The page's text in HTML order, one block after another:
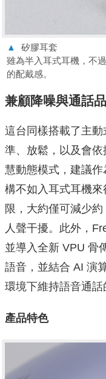
▲
矽膠耳套
雖為半入耳式耳機，不
的配戴感。
兼顧降噪與通話
這台同樣搭載了主
準、放鬆，以及會
慧動態模式，建議
構不如入耳式耳機
限，大約僅可減少
人聲干擾。此外，
並導入全新 VPU 骨
語音，並結合 AI 演
環境下維持語音通話
產品特色